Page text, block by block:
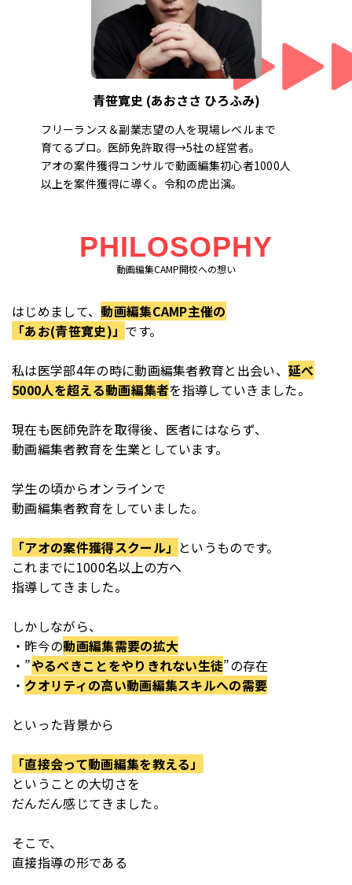
青笹寛史 (あおささ ひろふみ)
フリーランス＆副業志望の人を現場レベルまで
育てるプロ。医師免許取得→5社の経営者。
アオの案件獲得コンサルで動画編集初心者1000人
以上を案件獲得に導く。令和の虎出演。
PHILOSOPHY
動画編集CAMP開校への想い
はじめまして、動画編集CAMP主催の
「あお(青笹寛史)」 です。
私は医学部4年の時に動画編集者教育と出会い、延べ
5000人を超える動画編集者を指導していきました。
現在も医師免許を取得後、医者にはならず、
動画編集者教育を生業としています。
学生の頃からオンラインで
動画編集者教育をしていました。
「アオの案件獲得スクール」 というものです。
これまでに1000名以上の方へ
指導してきました。
しかしながら、
・昨今の動画編集需要の拡大
・”やるべきことをやりきれない生徒”の存在
・ クオリティの高い動画編集スキルへの需要
といった背景から
「直接会って動画編集を教える」
ということの大切さを
だんだん感じてきました。
そこで、
直接指導の形である